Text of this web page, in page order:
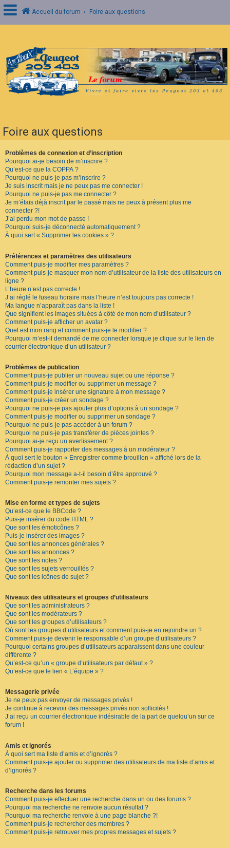
o
n
n
e
x
s
c
r
i
p
t
i
o
n
F
Accueil du forum Foire aux questions
Foire aux questions
Problèmes de connexion et d’inscription
Pourquoi ai-je besoin de m’inscrire ?
Qu’est-ce que la COPPA ?
Pourquoi ne puis-je pas m’inscrire ?
Je suis inscrit mais je ne peux pas me connecter !
Pourquoi ne puis-je pas me connecter ?
Je m’étais déjà inscrit par le passé mais ne peux à présent plus me
connecter ?!
J’ai perdu mon mot de passe !
Pourquoi suis-je déconnecté automatiquement ?
À quoi sert « Supprimer les cookies » ?
Préférences et paramètres des utilisateurs
Comment puis-je modifier mes paramètres ?
Comment puis-je masquer mon nom d’utilisateur de la liste des utilisateurs en
ligne ?
L’heure n’est pas correcte !
J’ai réglé le fuseau horaire mais l’heure n’est toujours pas correcte !
Ma langue n’apparaît pas dans la liste !
Que signifient les images situées à côté de mon nom d’utilisateur ?
Comment puis-je afficher un avatar ?
Quel est mon rang et comment puis-je le modifier ?
Pourquoi m’est-il demandé de me connecter lorsque je clique sur le lien de
courrier électronique d’un utilisateur ?
Problèmes de publication
Comment puis-je publier un nouveau sujet ou une réponse ?
Comment puis-je modifier ou supprimer un message ?
Comment puis-je insérer une signature à mon message ?
Comment puis-je créer un sondage ?
Pourquoi ne puis-je pas ajouter plus d’options à un sondage ?
Comment puis-je modifier ou supprimer un sondage ?
Pourquoi ne puis-je pas accéder à un forum ?
Pourquoi ne puis-je pas transférer de pièces jointes ?
Pourquoi ai-je reçu un avertissement ?
Comment puis-je rapporter des messages à un modérateur ?
À quoi sert le bouton « Enregistrer comme brouillon » affiché lors de la
rédaction d’un sujet ?
Pourquoi mon message a-t-il besoin d’être approuvé ?
Comment puis-je remonter mes sujets ?
Mise en forme et types de sujets
Qu’est-ce que le BBCode ?
Puis-je insérer du code HTML ?
Que sont les émoticônes ?
Puis-je insérer des images ?
Que sont les annonces générales ?
Que sont les annonces ?
Que sont les notes ?
Que sont les sujets verrouillés ?
Que sont les icônes de sujet ?
Niveaux des utilisateurs et groupes d’utilisateurs
Que sont les administrateurs ?
Que sont les modérateurs ?
Que sont les groupes d’utilisateurs ?
Où sont les groupes d’utilisateurs et comment puis-je en rejoindre un ?
Comment puis-je devenir le responsable d’un groupe d’utilisateurs ?
Pourquoi certains groupes d’utilisateurs apparaissent dans une couleur
différente ?
Qu’est-ce qu’un « groupe d’utilisateurs par défaut » ?
Qu’est-ce que le lien « L’équipe » ?
Messagerie privée
Je ne peux pas envoyer de messages privés !
Je continue à recevoir des messages privés non sollicités !
J’ai reçu un courrier électronique indésirable de la part de quelqu’un sur ce
forum !
Amis et ignorés
À quoi sert ma liste d’amis et d’ignorés ?
Comment puis-je ajouter ou supprimer des utilisateurs de ma liste d’amis et
d’ignorés ?
Recherche dans les forums
Comment puis-je effectuer une recherche dans un ou des forums ?
Pourquoi ma recherche ne renvoie aucun résultat ?
Pourquoi ma recherche renvoie à une page blanche ?!
Comment puis-je rechercher des membres ?
Comment puis-je retrouver mes propres messages et sujets ?